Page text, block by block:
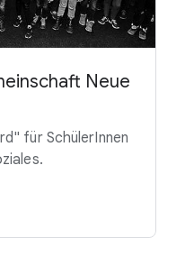
Neue
für SchülerInnen